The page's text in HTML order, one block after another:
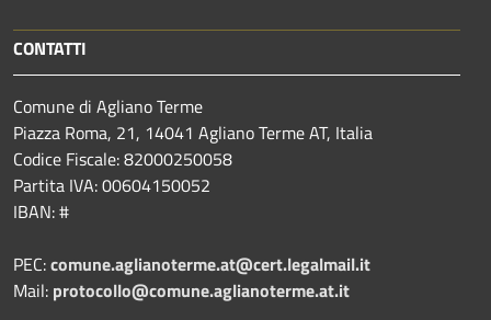
CONTATTI
Comune di Agliano Terme
Piazza Roma, 21, 14041 Agliano Terme AT, Italia
Codice Fiscale: 82000250058
Partita IVA: 00604150052
IBAN: #
PEC:comune.aglianoterme.at@cert.legalmail.it
Mail: protocollo@comune.aglianoterme.at.it